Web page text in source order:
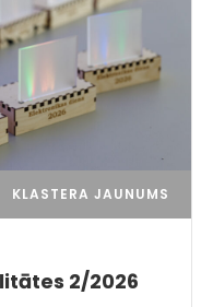
KLASTERA JAUNUMS
2/2026